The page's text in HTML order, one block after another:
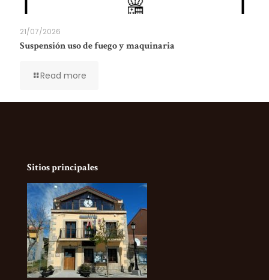
21/07/2026
Suspensión uso de fuego y maquinaria
Read more
Sitios principales